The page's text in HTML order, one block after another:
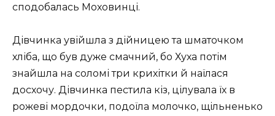
сподобалась Моховинці.
Дівчинка увійшла з дійницею та шматочком
хліба, що був дуже смачний, бо Хуха потім
знайшла на соломі три крихітки й наїлася
досхочу. Дівчинка пестила кіз, цілувала їх в
рожеві мордочки, подоїла молочко, щільненько